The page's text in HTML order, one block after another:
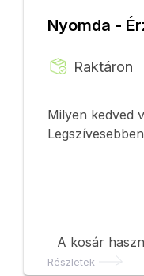
Nyomda -
Raktáron
Milyen kedved
A kosár
Részletek